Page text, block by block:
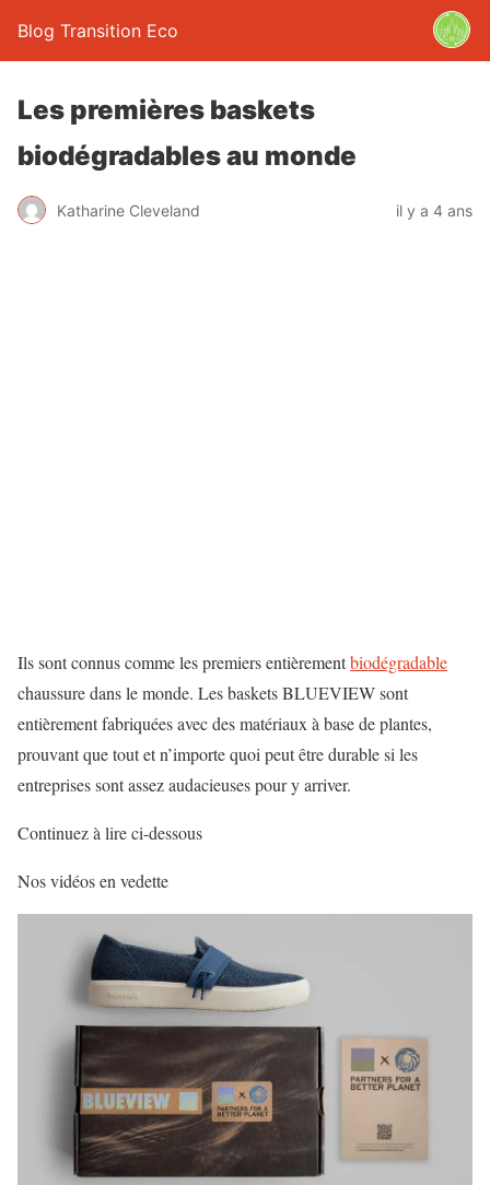
Blog Transition Eco
Les premières baskets
biodégradables au monde
Katharine Cleveland il y a 4 ans
Ils sont connus comme les premiers entièrementbiodégradable
chaussure dans le monde. Les baskets BLUEVIEW sont
entièrement fabriquées avec des matériaux à base de plantes,
prouvant que tout et n’importe quoi peut être durable si les
entreprises sont assez audacieuses pour y arriver.
Continuez à lire ci-dessous
Nos vidéos en vedette